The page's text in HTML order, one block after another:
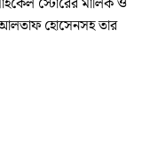
আলতাফ হোসেনসহ তার